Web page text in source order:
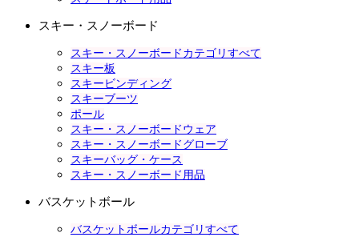
スキー・スノーボード
スキー・スノーボードカテゴリすべて
スキー板
スキービンディング
スキーブーツ
ポール
スキー・スノーボードウェア
スキー・スノーボードグローブ
スキーバッグ・ケース
スキー・スノーボード用品
バスケットボール
バスケットボールカテゴリすべて